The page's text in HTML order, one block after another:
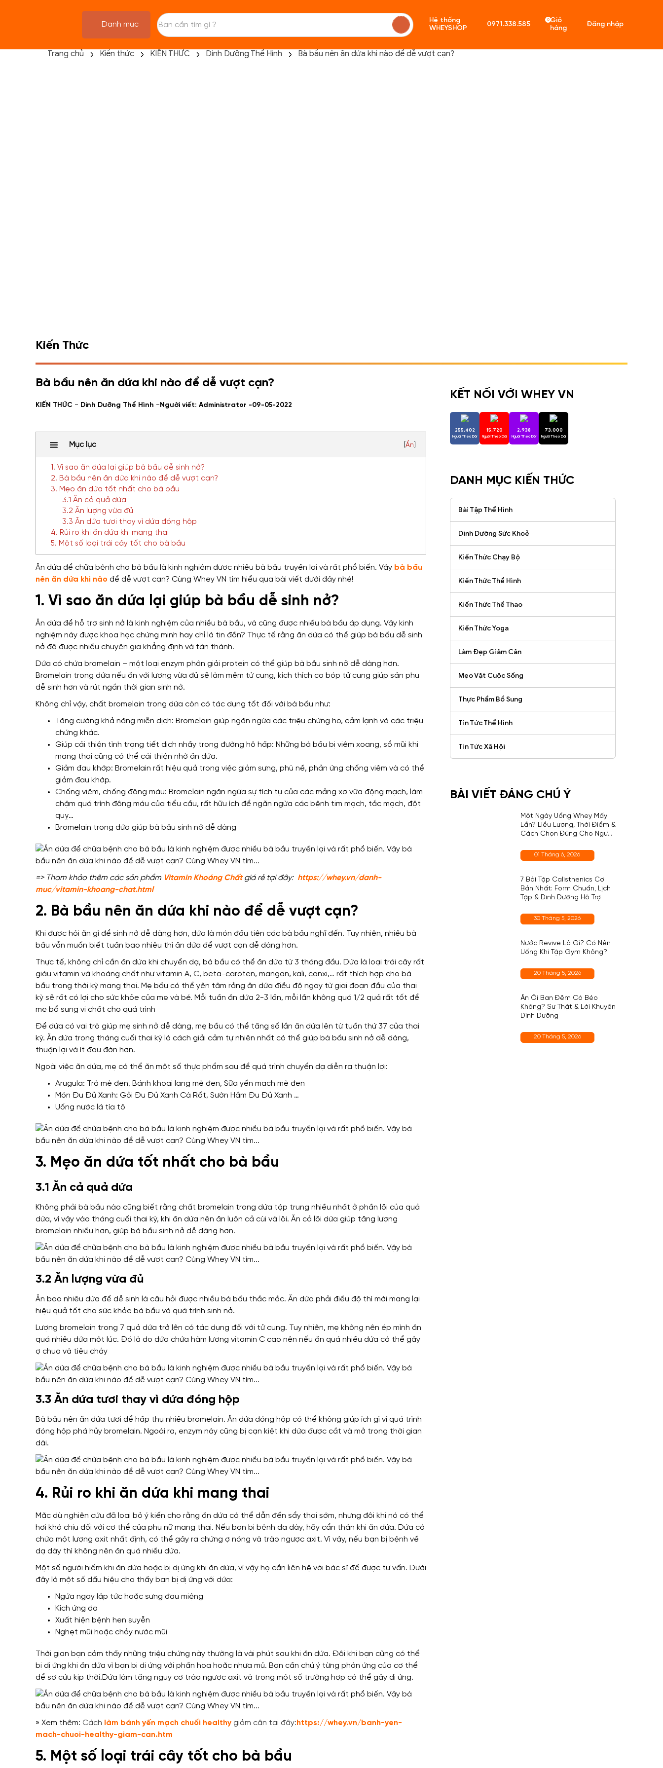
Danh mục
Hệ thống
WHEYSHOP
0971.338.585
0Giỏ
hàng
Đăng nhập
Trang chủ Kiến thức KIẾN THỨC Dinh Dưỡng Thể Hình Bà bầu nên ăn dứa khi nào để dễ vượt cạn?
Kiến Thức
Bà bầu nên ăn dứa khi nào để dễ vượt cạn?
KIẾN THỨC - Dinh Dưỡng Thể Hình -Người viết: Administrator -09-05-2022
Mục lục Ẩn
1. Vì sao ăn dứa lại giúp bà bầu dễ sinh nở?
2. Bà bầu nên ăn dứa khi nào để dễ vượt cạn?
3. Mẹo ăn dứa tốt nhất cho bà bầu
3.1 Ăn cả quả dứa
3.2 Ăn lượng vừa đủ
3.3 Ăn dứa tươi thay vì dứa đóng hộp
4. Rủi ro khi ăn dứa khi mang thai
5. Một số loại trái cây tốt cho bà bầu
Ăn dứa để chữa bệnh cho bà bầu là kinh nghiệm được nhiều bà bầu truyền lại và rất phổ biến. Vậy bà bầu
nên ăn dứa khi nào để dễ vượt cạn? Cùng Whey VN tìm hiểu qua bài viết dưới đây nhé!
1. Vì sao ăn dứa lại giúp bà bầu dễ sinh nở?
Ăn dứa để hỗ trợ sinh nở là kinh nghiệm của nhiều bà bầu, và cũng được nhiều bà bầu áp dụng. Vậy kinh
nghiệm này được khoa học chứng minh hay chỉ là tin đồn? Thực tế rằng ăn dứa có thể giúp bà bầu dễ sinh
nở đã được nhiều chuyên gia khẳng định và tán thành.
Dứa có chứa bromelain – một loại enzym phân giải protein có thể giúp bà bầu sinh nở dễ dàng hơn.
Bromelain trong dứa nếu ăn với lượng vừa đủ sẽ làm mềm tử cung, kích thích co bóp tử cung giúp sản phụ
dễ sinh hơn và rút ngắn thời gian sinh nở.
Không chỉ vậy, chất bromelain trong dứa còn có tác dụng tốt đối với bà bầu như:
Tăng cường khả năng miễn dịch: Bromelain giúp ngăn ngừa các triệu chứng ho, cảm lạnh và các triệu
chứng khác.
Giúp cải thiện tình trạng tiết dịch nhầy trong đường hô hấp: Những bà bầu bị viêm xoang, sổ mũi khi
mang thai cũng có thể cải thiện nhờ ăn dứa.
Giảm đau khớp: Bromelain rất hiệu quả trong việc giảm sưng, phù nề, phản ứng chống viêm và có thể
giảm đau khớp.
Chống viêm, chống đông máu: Bromelain ngăn ngừa sự tích tụ của các mảng xơ vữa động mạch, làm
chậm quá trình đông máu của tiểu cầu, rất hữu ích để ngăn ngừa các bệnh tim mạch, tắc mạch, đột
quỵ…
Bromelain trong dứa giúp bà bầu sinh nở dễ dàng
=> Tham khảo thêm các sản phẩm Vitamin Khoáng Chấtgiá rẻ tại đây: https://whey.vn/danh-
muc/vitamin-khoang-chat.html
2. Bà bầu nên ăn dứa khi nào để dễ vượt cạn?
Khi được hỏi ăn gì để sinh nở dễ dàng hơn, dứa là món đầu tiên các bà bầu nghĩ đến. Tuy nhiên, nhiều bà
bầu vẫn muốn biết tuần bao nhiêu thì ăn dứa để vượt cạn dễ dàng hơn.
Thực tế, không chỉ cần ăn dứa khi chuyển dạ, bà bầu có thể ăn dứa từ 3 tháng đầu. Dứa là loại trái cây rất
giàu vitamin và khoáng chất như vitamin A, C, beta-caroten, mangan, kali, canxi,… rất thích hợp cho bà
bầu trong thời kỳ mang thai. Mẹ bầu có thể yên tâm rằng ăn dứa điều độ ngay từ giai đoạn đầu của thai
kỳ sẽ rất có lợi cho sức khỏe của mẹ và bé. Mỗi tuần ăn dứa 2-3 lần, mỗi lần không quá 1/2 quả rất tốt để
mẹ bổ sung vi chất cho quá trình
Để dứa có vai trò giúp mẹ sinh nở dễ dàng, mẹ bầu có thể tăng số lần ăn dứa lên từ tuần thứ 37 của thai
kỳ. Ăn dứa trong tháng cuối thai kỳ là cách giải cảm tự nhiên nhất có thể giúp bà bầu sinh nở dễ dàng,
thuận lợi và ít đau đớn hơn.
Ngoài việc ăn dứa, mẹ có thể ăn một số thực phẩm sau để quá trình chuyển dạ diễn ra thuận lợi:
Arugula: Trà mè đen, Bánh khoai lang mè đen, Sữa yến mạch mè đen
Món Đu Đủ Xanh: Gỏi Đu Đủ Xanh Cà Rốt, Sườn Hầm Đu Đủ Xanh …
Uống nước lá tía tô
3. Mẹo ăn dứa tốt nhất cho bà bầu
3.1 Ăn cả quả dứa
Không phải bà bầu nào cũng biết rằng chất bromelain trong dứa tập trung nhiều nhất ở phần lõi của quả
dứa, vì vậy vào tháng cuối thai kỳ, khi ăn dứa nên ăn luôn cả cùi và lõi. Ăn cả lõi dứa giúp tăng lượng
bromelain nhiều hơn, giúp bà bầu sinh nở dễ dàng hơn.
3.2 Ăn lượng vừa đủ
Ăn bao nhiêu dứa để dễ sinh là câu hỏi được nhiều bà bầu thắc mắc. Ăn dứa phải điều độ thì mới mang lại
hiệu quả tốt cho sức khỏe bà bầu và quá trình sinh nở.
Lượng bromelain trong 7 quả dứa trở lên có tác dụng đối với tử cung. Tuy nhiên, mẹ không nên ép mình ăn
quá nhiều dứa một lúc. Đó là do dứa chứa hàm lượng vitamin C cao nên nếu ăn quá nhiều dứa có thể gây
ợ chua và tiêu chảy
3.3 Ăn dứa tươi thay vì dứa đóng hộp
Bà bầu nên ăn dứa tươi để hấp thụ nhiều bromelain. Ăn dứa đóng hộp có thể không giúp ích gì vì quá trình
đóng hộp phá hủy bromelain. Ngoài ra, enzym này cũng bị cạn kiệt khi dứa được cắt và mở trong thời gian
dài.
4. Rủi ro khi ăn dứa khi mang thai
Mặc dù nghiên cứu đã loại bỏ ý kiến ​​cho rằng ăn dứa có thể dẫn đến sẩy thai sớm, nhưng đôi khi nó có thể
hơi khó chịu đối với cơ thể của phụ nữ mang thai. Nếu bạn bị bệnh dạ dày, hãy cẩn thận khi ăn dứa. Dứa có
chứa một lượng axit nhất định, có thể gây ra chứng ợ nóng và trào ngược axit. Vì vậy, nếu bạn bị bệnh về
dạ dày thì không nên ăn quá nhiều dứa.
Một số người hiếm khi ăn dứa hoặc bị dị ứng khi ăn dứa, vì vậy họ cần liên hệ với bác sĩ để được tư vấn. Dưới
đây là một số dấu hiệu cho thấy bạn bị dị ứng với dứa:
Ngứa ngay lập tức hoặc sưng đau miệng
Kích ứng da
Xuất hiện bệnh hen suyễn
Nghẹt mũi hoặc chảy nước mũi
Thời gian bạn cảm thấy những triệu chứng này thường là vài phút sau khi ăn dứa. Đôi khi bạn cũng có thể
bị dị ứng khi ăn dứa vì bạn bị dị ứng với phấn hoa hoặc nhựa mủ. Bạn cần chú ý từng phản ứng của cơ thể
để sơ cứu kịp thời.Dứa làm tăng nguy cơ trào ngược axit và trong một số trường hợp có thể gây dị ứng.
» Xem thêm: Cách làm bánh yến mạch chuối healthy giảm cân tại đây: https://whey.vn/banh-yen-
mach-chuoi-healthy-giam-can.htm
5. Một số loại trái cây tốt cho bà bầu
KẾT NỐI VỚI WHEY VN
255,402
Người Theo Dõi
15,720
Người Theo Dõi
2,938
Người Theo Dõi
73,000
Người Theo Dõi
DANH MỤC KIẾN THỨC
Bài Tập Thể Hình
Dinh Dưỡng Sức Khoẻ
Kiến Thức Chạy Bộ
Kiến Thức Thể Hình
Kiến Thức Thể Thao
Kiến Thức Yoga
Làm Đẹp Giảm Cân
Mẹo Vặt Cuộc Sống
Thực Phẩm Bổ Sung
Tin Tức Thể Hình
Tin Tức Xã Hội
BÀI VIẾT ĐÁNG CHÚ Ý
Một Ngày Uống Whey Mấy
Lần? Liều Lượng, Thời Điểm &
Cách Chọn Đúng Cho Người
01 Tháng 6, 2026
7 Bài Tập Calisthenics Cơ
Bản Nhất: Form Chuẩn, Lịch
Tập & Dinh Dưỡng Hỗ Trợ
30 Tháng 5, 2026
Nước Revive Là Gì? Có Nên
Uống Khi Tập Gym Không?
20 Tháng 5, 2026
Ăn Ổi Ban Đêm Có Béo
Không? Sự Thật & Lời Khuyên
Dinh Dưỡng
20 Tháng 5, 2026